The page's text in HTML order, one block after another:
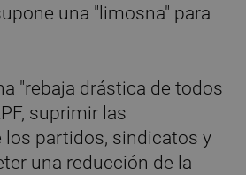
una "limosna" para
"rebaja drástica de todos
suprimir las
los partidos, sindicatos y
una reducción de la